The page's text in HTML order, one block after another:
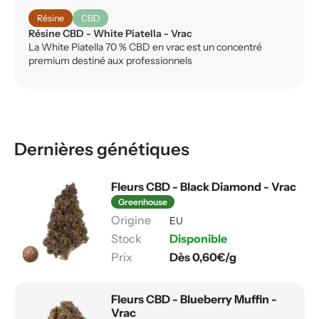
Résine CBD
Résine CBD - White Piatella - Vrac
La White Piatella 70 % CBD en vrac est un concentré
premium destiné aux professionnels
Dernières génétiques
Fleurs CBD - Black Diamond - Vrac
Greenhouse
EU
Disponible
Dès 0,60€/g
Fleurs CBD - Blueberry Muffin -
Vrac